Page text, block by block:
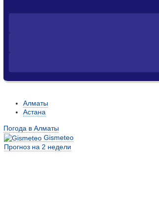
Алматы
Астана
Погода в Алматы
Gismeteo
Прогноз на 2 недели